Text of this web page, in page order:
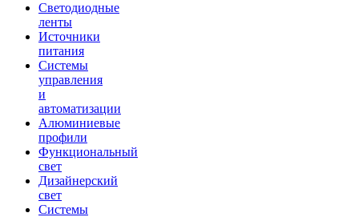
Светодиодные
ленты
Источники
питания
Системы
управления
и
автоматизации
Алюминиевые
профили
Функциональный
свет
Дизайнерский
свет
Системы